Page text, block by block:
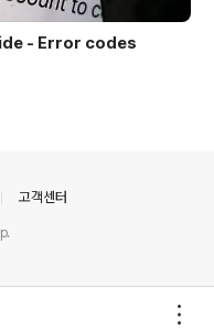
- Error codes
고객센터